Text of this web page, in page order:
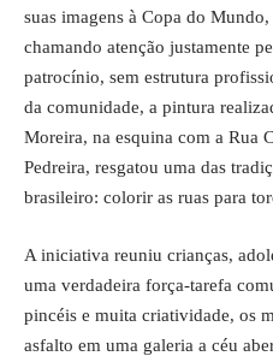
suas imagens à Copa do Mundo
chamando atenção justamente
patrocínio, sem estrutura
da comunidade, a pintura
Moreira, na esquina com a Rua
Pedreira, resgatou uma das
brasileiro: colorir as ruas para
A iniciativa reuniu crianças,
uma verdadeira força-tarefa
pincéis e muita criatividade, os
asfalto em uma galeria a céu